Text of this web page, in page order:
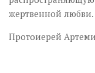
жертвенной любви.
Протоиерей